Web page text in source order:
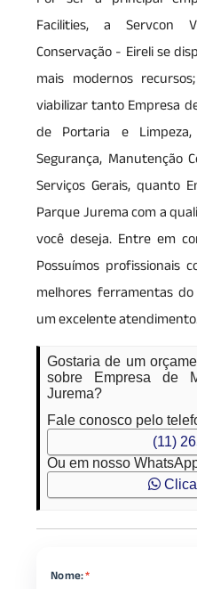
Facilities, a Servcon
Conservação - Eireli se
mais modernos
viabilizar tanto Empresa
de Portaria e Limpeza,
Segurança, Manutenção
Serviços Gerais, quanto
Parque Jurema com a
você deseja. Entre em
Possuímos profissionais
melhores ferramentas
um excelente
Gostaria de um
sobre Empresa de
Jurema?
Fale conosco pelo
(11)
Ou em nosso
Nome:*